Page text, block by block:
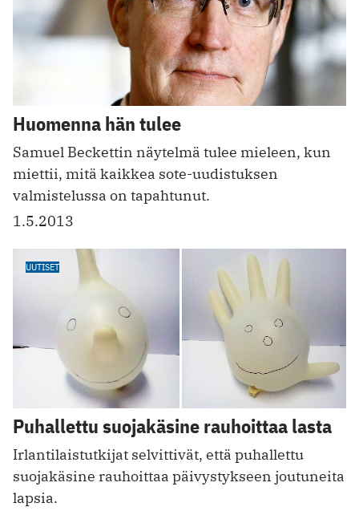
Huomenna hän tulee
Samuel Beckettin näytelmä tulee mieleen, kun
miettii, mitä kaikkea sote-uudistuksen
valmistelussa on tapahtunut.
1.5.2013
UUTISET
Puhallettu suojakäsine rauhoittaa lasta
Irlantilaistutkijat selvittivät, että puhallettu
suojakäsine rauhoittaa päivystykseen joutuneita
lapsia.